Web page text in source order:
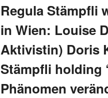
Regula Stämpfli
in Wien: Louise
Aktivistin) Doris
Stämpfli holding
Phänomen